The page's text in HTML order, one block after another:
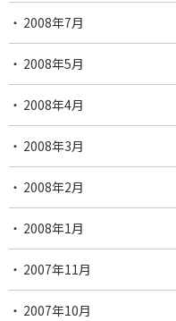
2008年7月
2008年5月
2008年4月
2008年3月
2008年2月
2008年1月
2007年11月
2007年10月